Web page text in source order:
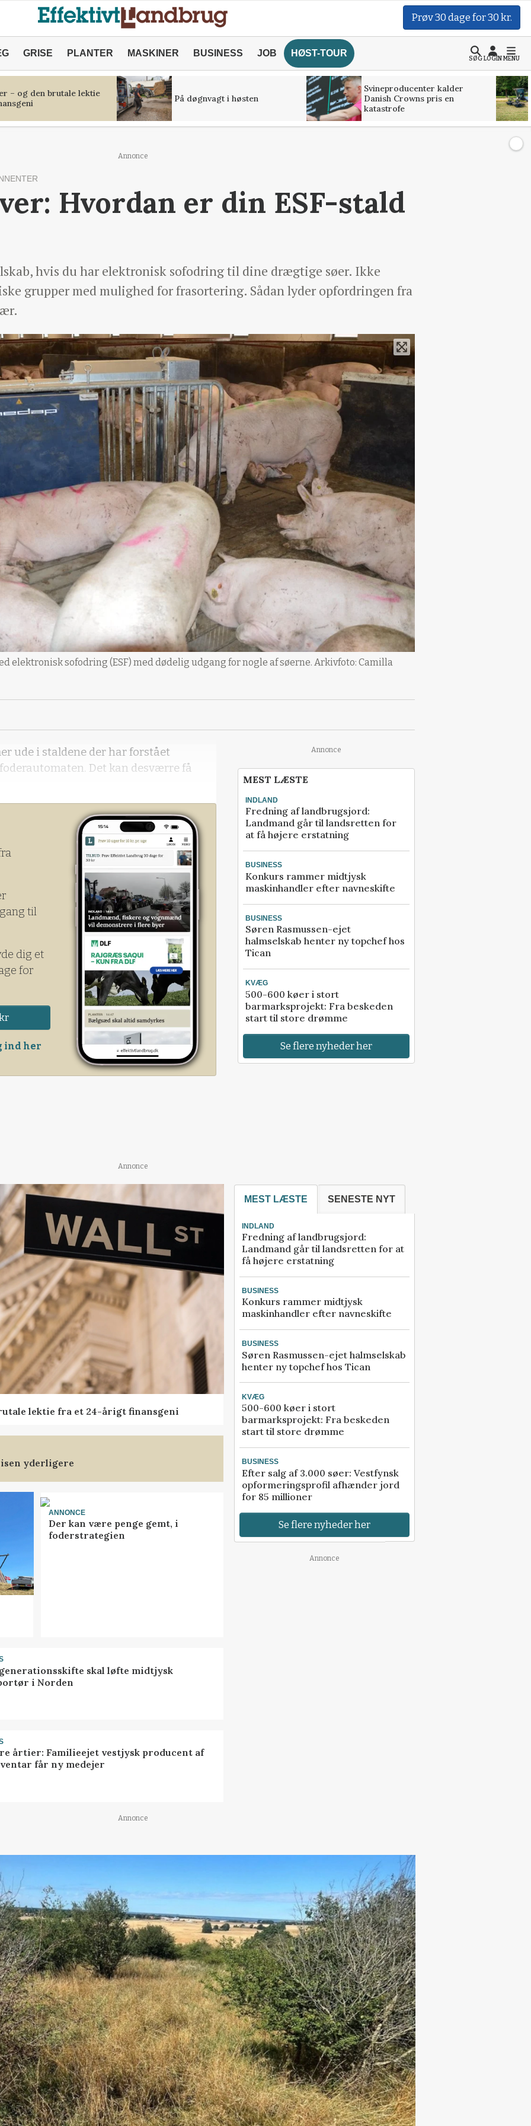
Prøv 30 dage for 30 kr.
GRISE PLANTER MASKINER BUSINESS JOB HØST-TOUR
SØGLOGINMENU
– og den brutale lektie
På døgnvagt i høsten
Svineproducenter kalder
Danish Crowns pris en
katastrofe
Annonce
Hvordan er din ESF-stald
hvis du har elektronisk sofodring til dine drægtige søer. Ikke
grupper med mulighed for frasortering. Sådan lyder opfordringen fra
elektronisk sofodring (ESF) med dødelig udgang for nogle af søerne. Arkivfoto: Camilla
ude i staldene der har forstået
Det kan desværre få
til
dig et
for
ind her
Annonce
MEST LÆSTE
INDLAND
Fredning af landbrugsjord:
Landmand går til landsretten for
at få højere erstatning
BUSINESS
Konkurs rammer midtjysk
maskinhandler efter navneskifte
BUSINESS
Søren Rasmussen-ejet
halmselskab henter ny topchef hos
Tican
KVÆG
500-600 køer i stort
barmarksprojekt: Fra beskeden
start til store drømme
Se flere nyheder her
Annonce
lektie fra et 24-årigt finansgeni
yderligere
ANNONCE
Der kan være penge gemt, i
foderstrategien
skal løfte midtjysk
i Norden
årtier: Familieejet vestjysk producent af
får ny medejer
MEST LÆSTE SENESTE NYT
INDLAND
Fredning af landbrugsjord:
Landmand går til landsretten for at
få højere erstatning
BUSINESS
Konkurs rammer midtjysk
maskinhandler efter navneskifte
BUSINESS
Søren Rasmussen-ejet halmselskab
henter ny topchef hos Tican
KVÆG
500-600 køer i stort
barmarksprojekt: Fra beskeden
start til store drømme
BUSINESS
Efter salg af 3.000 søer: Vestfynsk
opformeringsprofil afhænder jord
for 85 millioner
Se flere nyheder her
Annonce
Annonce